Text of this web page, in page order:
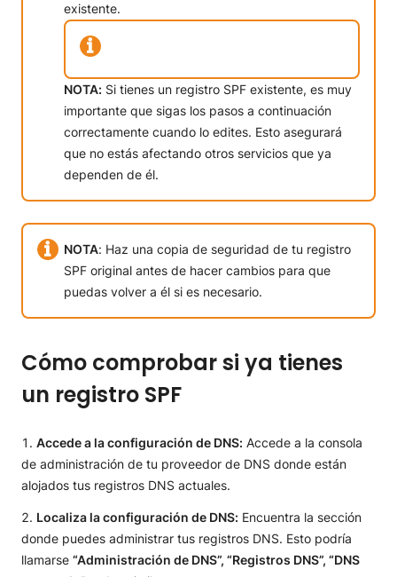
existente.
NOTA: Si tienes un registro SPF existente, es muy
importante que sigas los pasos a continuación
correctamente cuando lo edites. Esto asegurará
que no estás afectando otros servicios que ya
dependen de él.
NOTA: Haz una copia de seguridad de tu registro
SPF original antes de hacer cambios para que
puedas volver a él si es necesario.
Cómo comprobar si ya tienes
un registro SPF
Accede a la configuración de DNS: Accede a la consola
de administración de tu proveedor de DNS donde están
alojados tus registros DNS actuales.
Localiza la configuración de DNS: Encuentra la sección
donde puedes administrar tus registros DNS. Esto podría
llamarse “Administración de DNS”, “Registros DNS”, “DNS